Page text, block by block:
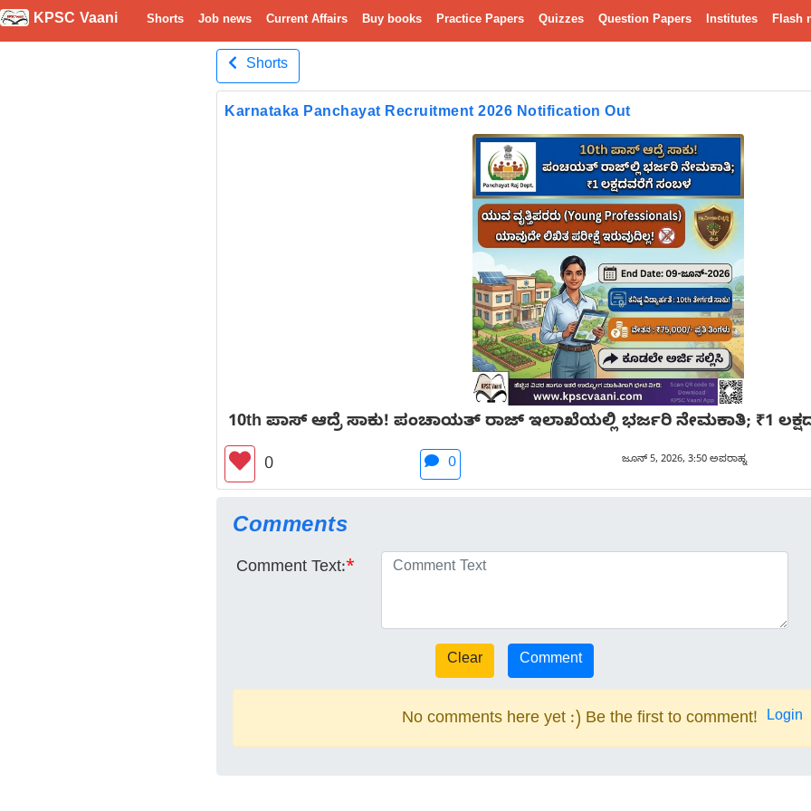
KPSC Vaani Shorts Job news Current Affairs Buy books Practice Papers Quizzes Question Papers Institutes Flash
Shorts
Karnataka Panchayat Recruitment 2026 Notification Out
10th ಪಾಸ್ ಆದ್ರೆ ಸಾಕು! ಪಂಚಾಯತ್ ರಾಜ್ ಇಲಾಖೆಯಲ್ಲಿ ಭರ್ಜರಿ ನೇಮಕಾತಿ; ₹1
0
0 ಜೂನ್ 5, 2026, 3:50 ಅಪರಾಹ್ನ
Comments
Comment Text:*
No comments here yet :) Be the first to comment! Login